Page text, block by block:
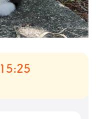
15:25